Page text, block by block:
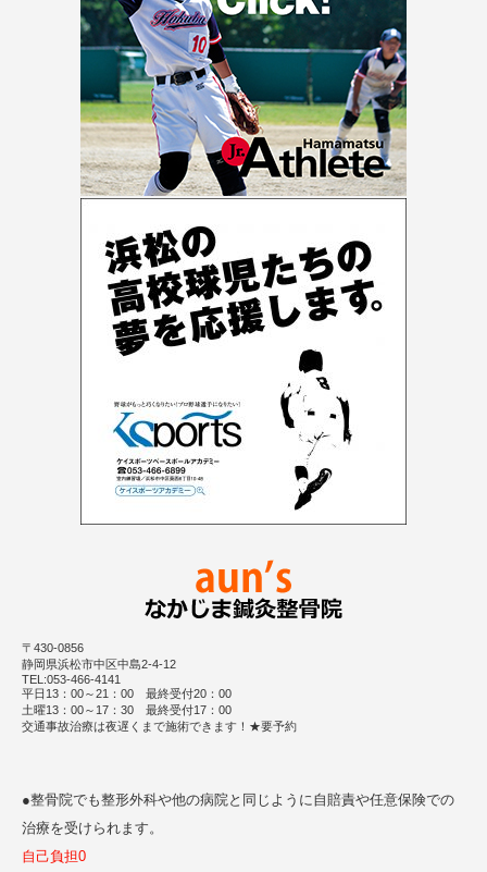
〒430-0856
静岡県浜松市中区中島2-4-12
TEL:053-466-4141
平日13：00～21：00 最終受付20：00
土曜13：00～17：30 最終受付17：00
交通事故治療は夜遅くまで施術できます！★要予約
●整骨院でも整形外科や他の病院と同じように自賠責や任意保険での
治療を受けられます。
自己負担0